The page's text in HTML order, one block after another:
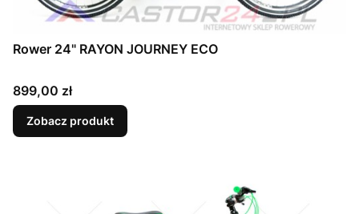
Rower 24" RAYON JOURNEY ECO
Cena
899,00 zł
Zobacz produkt